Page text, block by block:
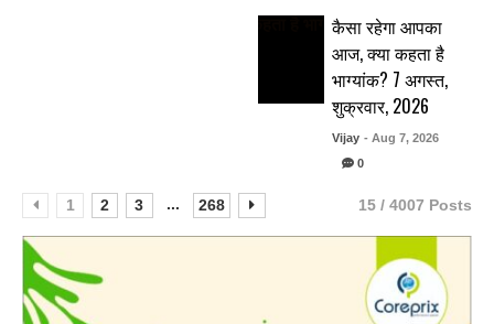
कैसा रहेगा आपका
आज, क्या कहता है
भाग्यांक? 7 अगस्त,
शुक्रवार, 2026
Vijay - Aug 7, 2026
0
1 2 3 ... 268 15 / 4007 Posts